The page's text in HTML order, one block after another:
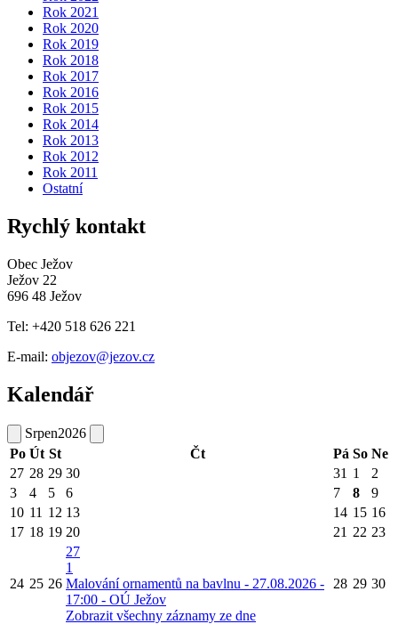
Rok 2021
Rok 2020
Rok 2019
Rok 2018
Rok 2017
Rok 2016
Rok 2015
Rok 2014
Rok 2013
Rok 2012
Rok 2011
Ostatní
Rychlý kontakt
Obec Ježov
Ježov 22
696 48 Ježov
Tel: +420 518 626 221
E-mail: objezov@jezov.cz
Kalendář
Srpen2026
Po Út St Čt Pá So Ne
27 28 29 30 31 1
2
3
4 5 6 7 8
9
10 11 12 13 14 15 16
17 18 19 20 21 22 23
24 25 26
27
1
Malování ornamentů na bavlnu - 27.08.2026 -
17:00 - OÚ Ježov
Zobrazit všechny záznamy ze dne
28 29 30